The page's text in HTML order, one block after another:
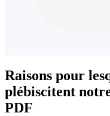
Raisons pour
plébiscitent
PDF